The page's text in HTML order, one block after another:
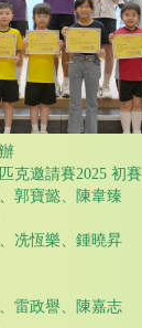
克邀請賽2025 初賽
郭寶懿、陳韋臻
冼恆樂、鍾曉昇
雷政譽、陳嘉志